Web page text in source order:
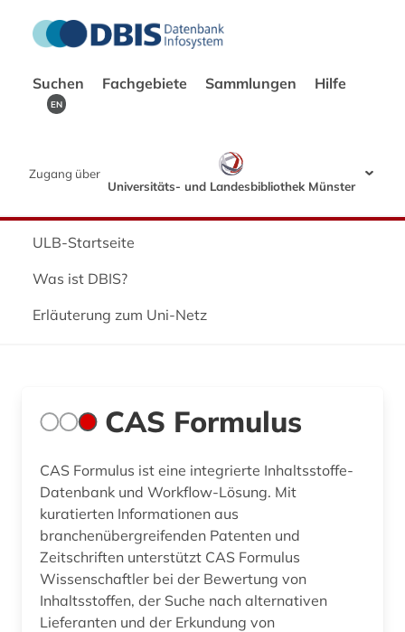
Suchen Fachgebiete Sammlungen Hilfe
EN
Zugang über
Universitäts- und Landesbibliothek Münster
ULB-Startseite
Was ist DBIS?
Erläuterung zum Uni-Netz
CAS Formulus
CAS Formulus ist eine integrierte Inhaltsstoffe-
Datenbank und Workflow-Lösung. Mit
kuratierten Informationen aus
branchenübergreifenden Patenten und
Zeitschriften unterstützt CAS Formulus
Wissenschaftler bei der Bewertung von
Inhaltsstoffen, der Suche nach alternativen
Lieferanten und der Erkundung von